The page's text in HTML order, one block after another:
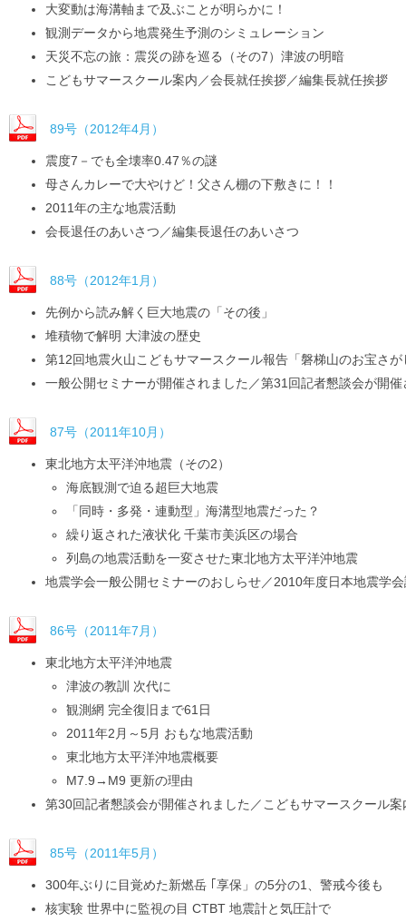
大変動は海溝軸まで及ぶことが明らかに！
観測データから地震発生予測のシミュレーション
天災不忘の旅：震災の跡を巡る（その7）津波の明暗
こどもサマースクール案内／会長就任挨拶／編集長就任挨拶
89号（2012年4月）
震度7－でも全壊率0.47％の謎
母さんカレーで大やけど！父さん棚の下敷きに！！
2011年の主な地震活動
会長退任のあいさつ／編集長退任のあいさつ
88号（2012年1月）
先例から読み解く巨大地震の「その後」
堆積物で解明 大津波の歴史
第12回地震火山こどもサマースクール報告「磐梯山のお宝さ
一般公開セミナーが開催されました／第31回記者懇談会が開催
87号（2011年10月）
東北地方太平洋沖地震（その2）
海底観測で迫る超巨大地震
「同時・多発・連動型」海溝型地震だった？
繰り返された液状化 千葉市美浜区の場合
列島の地震活動を一変させた東北地方太平洋沖地震
地震学会一般公開セミナーのおしらせ／2010年度日本地震学
86号（2011年7月）
東北地方太平洋沖地震
津波の教訓 次代に
観測網 完全復旧まで61日
2011年2月～5月 おもな地震活動
東北地方太平洋沖地震概要
M7.9→M9 更新の理由
第30回記者懇談会が開催されました／こどもサマースクール
85号（2011年5月）
300年ぶりに目覚めた新燃岳 ｢享保」の5分の1、警戒今後も
核実験 世界中に監視の目 CTBT 地震計と気圧計で